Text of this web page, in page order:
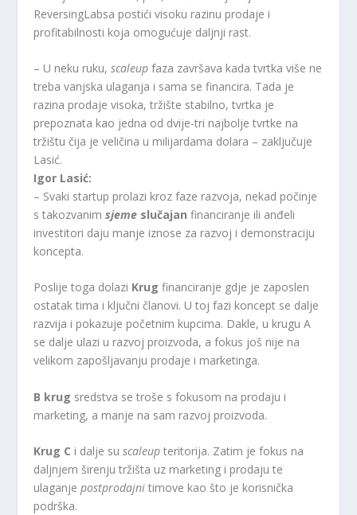
ReversingLabsa postići visoku razinu prodaje i
profitabilnosti koja omogućuje daljnji rast.
– U neku ruku, scaleup faza završava kada tvrtka više ne
treba vanjska ulaganja i sama se financira. Tada je
razina prodaje visoka, tržište stabilno, tvrtka je
prepoznata kao jedna od dvije-tri najbolje tvrtke na
tržištu čija je veličina u milijardama dolara – zaključuje
Lasić.
Igor Lasić:
– Svaki startup prolazi kroz faze razvoja, nekad počinje
s takozvanimsjeme slučajanfinanciranje ili anđeli
investitori daju manje iznose za razvoj i demonstraciju
koncepta.
Poslije toga dolazi Krugfinanciranje gdje je zaposlen
ostatak tima i ključni članovi. U toj fazi koncept se dalje
razvija i pokazuje početnim kupcima. Dakle, u krugu A
se dalje ulazi u razvoj proizvoda, a fokus još nije na
velikom zapošljavanju prodaje i marketinga.
B krug sredstva se troše s fokusom na prodaju i
marketing, a manje na sam razvoj proizvoda.
Krug C i dalje suscaleupteritorija. Zatim je fokus na
daljnjem širenju tržišta uz marketing i prodaju te
ulaganjepostprodajni timove kao što je korisnička
podrška.